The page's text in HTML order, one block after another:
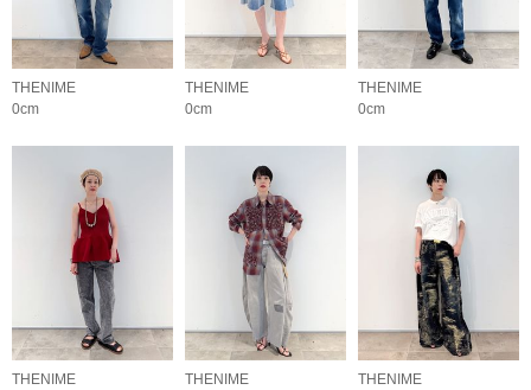
THENIME
0cm
THENIME
0cm
THENIME
0cm
THENIME
THENIME
THENIME